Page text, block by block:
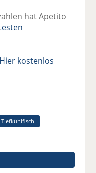
hat Apetito
Hier kostenlos
Tiefkühlfisch